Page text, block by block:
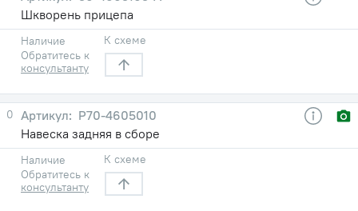
Шкворень прицепа
Наличие
Обратитесь к
консультанту
К схеме
0
Р70-4605010
Навеска задняя в сборе
Наличие
Обратитесь к
консультанту
К схеме